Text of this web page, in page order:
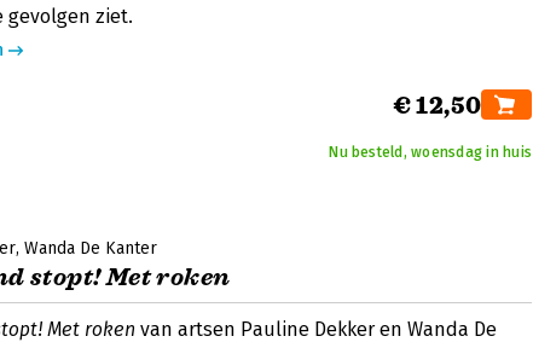
gevolgen ziet.
€ 12,50
Nu besteld, woensdag in huis
Wanda De Kanter
stopt! Met roken
Met roken van artsen Pauline Dekker en Wanda De